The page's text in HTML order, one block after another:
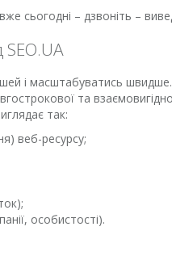
сьогодні – дзвоніть –
SEO.UA
і масштабуватись
та
так:
веб-ресурсу;
особистості).